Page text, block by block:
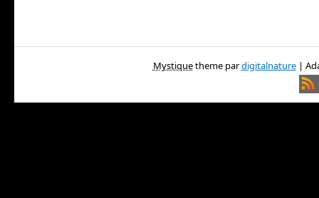
Mystiquetheme pardigitalnature|